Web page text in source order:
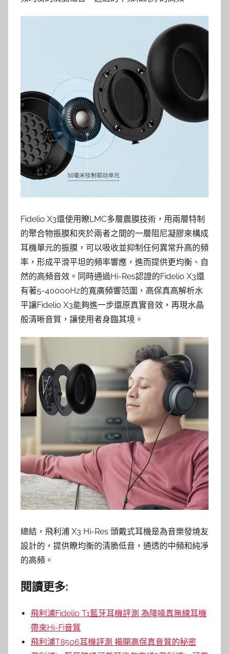
Fidelio X3還使用瞭LMC多層震膜技術，用兩層特制
的聚合物振膜和夾於兩者之間的一層阻尼凝膠來構成
耳機單元的振膜，可以吸收並抑制任何異常升高的頻
率，形成平滑平坦的頻率響應，進而提供更均衡、自
然的高頻音效。同時通過Hi-Res認證的Fidelio X3還
有著5-40000Hz的寬廣頻響范圍，高保真高解析水
平讓Fidelio X3能夠進一步還原真實音效，再現水晶
般清晰音質，讓使用者身臨其境。
總結，飛利浦 X3 Hi-Res 頭戴式耳機是為音樂發燒友
設計的，提供瞭均衡的清脆低音，通透的中頻和純凈
的高頻。
閱讀更多:
飛利浦Fidelio T1藍牙耳機評測 為降噪真無線耳機
帶來Hi-Fi音質
飛利浦T8506耳機評測 揭開高保真音質的秘密